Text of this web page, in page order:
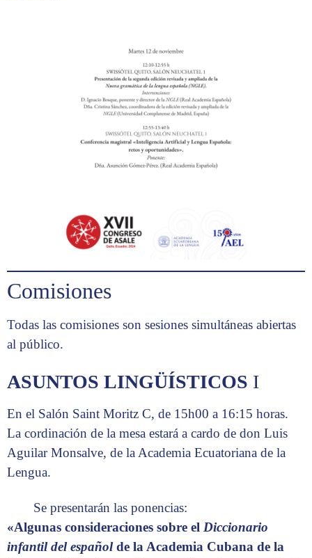
Comisiones
Todas las comisiones son sesiones simultáneas abiertas
al público.
ASUNTOS LINGÜÍSTICOS I
En el Salón Saint Moritz C, de 15h00 a 16:15 horas.
La cordinación de la mesa estará a cardo de don Luis
Aguilar Monsalve, de la Academia Ecuatoriana de la
Lengua.
Se presentarán las ponencias:
«Algunas consideraciones sobre el Diccionario
infantil del españolde la Academia Cubana de la